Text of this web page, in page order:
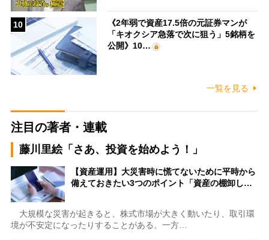
10
《2年弱で資産17.5倍の元証券マンが
「キオクシア急落で次に狙う」5銘柄を
公開》10…
一覧を見る
注目の著者・連載
藤川里絵「さあ、投資を始めよう！」
【資産運用】大災害時に慌てないために平時から
備えておきたい3つのポイント「資産の棚卸し…
大規模な災害が起きると、株式市場が大きく動いたり、取引環
境が不安定になったりすることがある。一方…